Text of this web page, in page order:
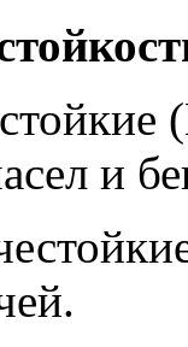
и